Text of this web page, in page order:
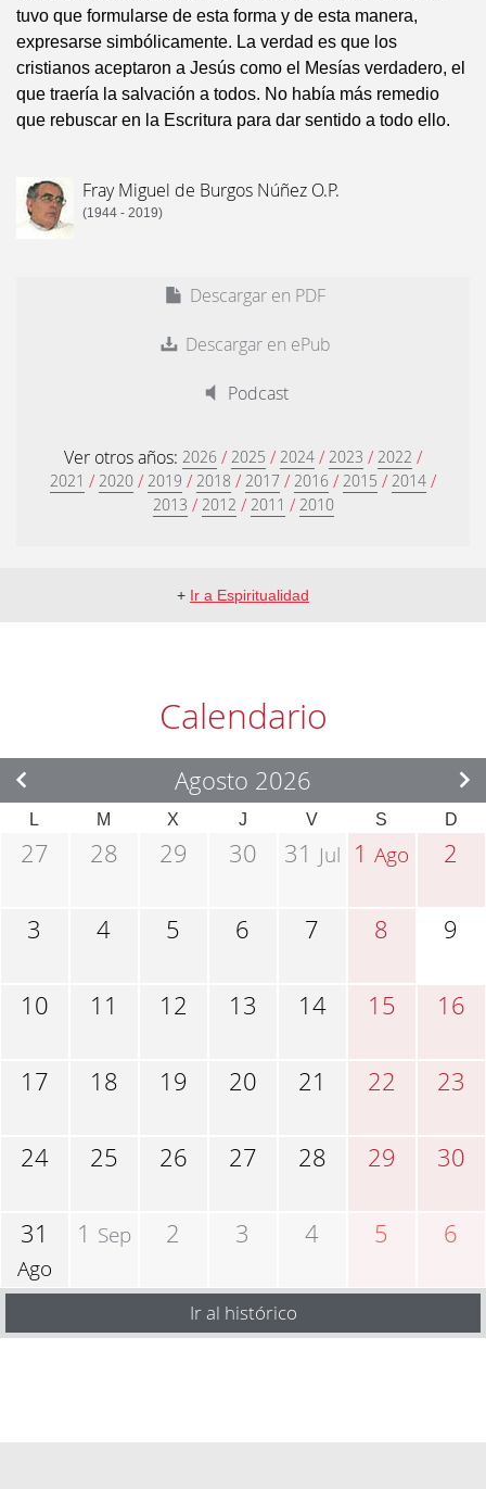
tuvo que formularse de esta forma y de esta manera,
expresarse simbólicamente. La verdad es que los
cristianos aceptaron a Jesús como el Mesías verdadero, el
que traería la salvación a todos. No había más remedio
que rebuscar en la Escritura para dar sentido a todo ello.
Fray Miguel de Burgos Núñez O.P.
(1944 - 2019)
Descargar en PDF
Descargar en ePub
Podcast
Ver otros años: 2026 / 2025 / 2024 / 2023 / 2022 /
2021 / 2020 / 2019 / 2018 / 2017 / 2016 / 2015 / 2014 /
2013 / 2012 / 2011 / 2010
+ Ir a Espiritualidad
Calendario
Agosto 2026
L M X J V S D
27 28 29 30 31 Jul 1Ago 2
3 4 5 6 7 8 9
10 11 12 13 14 15 16
17 18 19 20 21 22 23
24 25 26 27 28 29 30
31
Ago
1 Sep 2 3 4 5 6
Ir al histórico